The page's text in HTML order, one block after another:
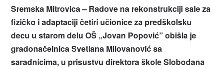
Sremska Mitrovica – Radove na rekonstrukciji sale za
fizičko i adaptaciji četiri učionice za predškolsku
decu u starom delu OŠ „Jovan Popović” obišla je
gradonačelnica Svetlana Milovanović sa
saradnicima, u prisustvu direktora škole Slobodana